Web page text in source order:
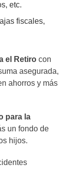
etc.
fiscales,
el Retiro con
asegurada,
ahorros y más
para la
un fondo de
hijos.